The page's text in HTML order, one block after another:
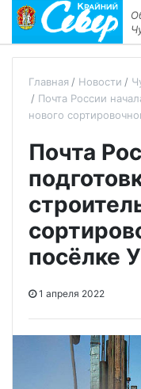
Главная Новости
Почта России
нового
Почта
посёлке
1 апреля 2022